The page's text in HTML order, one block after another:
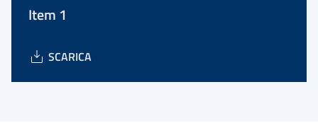
Item 1
SCARICA